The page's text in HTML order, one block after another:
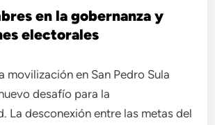
en la gobernanza y
electorales
movilización en San Pedro Sula
desafío para la
La desconexión entre las metas del